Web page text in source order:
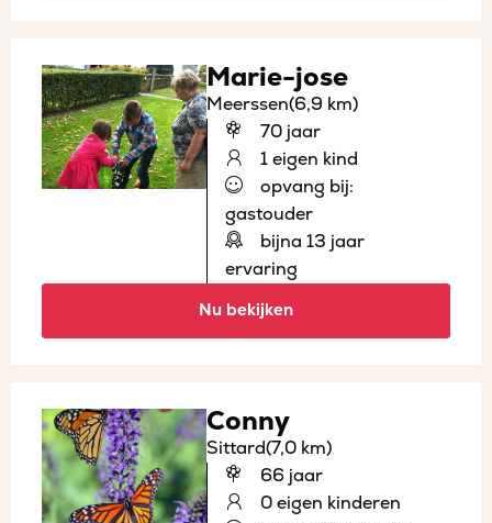
Marie-jose
Meerssen(6,9 km)
70 jaar
1 eigen kind
opvang bij:
gastouder
bijna 13 jaar
ervaring
Nu bekijken
Conny
Sittard(7,0 km)
66 jaar
0 eigen kinderen